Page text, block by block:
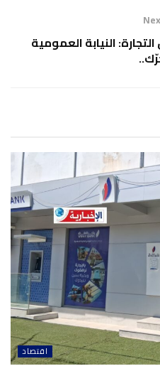
النيابة العمومية
اقتصاد